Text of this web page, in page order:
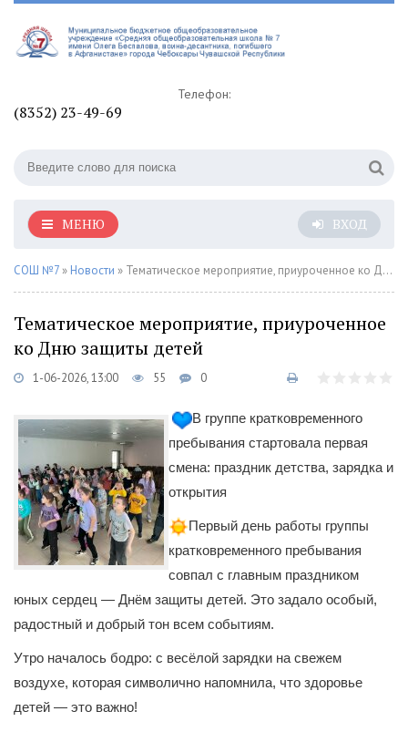
Телефон:
(8352) 23-49-69
ВХОД
МЕНЮ
СОШ №7 » Новости » Тематическое мероприятие, приуроченное ко Дню защиты детей
Тематическое мероприятие, приуроченное
ко Дню защиты детей
1-06-2026, 13:00 55 0
В группе кратковременного
пребывания стартовала первая
смена: праздник детства, зарядка и
открытия
Первый день работы группы
кратковременного пребывания
совпал с главным праздником
юных сердец — Днём защиты детей. Это задало особый,
радостный и добрый тон всем событиям.
Утро началось бодро: с весёлой зарядки на свежем
воздухе, которая символично напомнила, что здоровье
детей — это важно!